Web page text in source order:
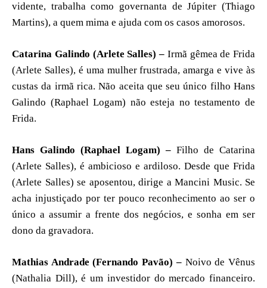
vidente, trabalha como governanta de Júpiter (Thiago
Martins), a quem mima e ajuda com os casos amorosos.
Catarina Galindo (Arlete Salles) – Irmã gêmea de Frida
(Arlete Salles), é uma mulher frustrada, amarga e vive às
custas da irmã rica. Não aceita que seu único filho Hans
Galindo (Raphael Logam) não esteja no testamento de
Frida.
Hans Galindo (Raphael Logam) – Filho de Catarina
(Arlete Salles), é ambicioso e ardiloso. Desde que Frida
(Arlete Salles) se aposentou, dirige a Mancini Music. Se
acha injustiçado por ter pouco reconhecimento ao ser o
único a assumir a frente dos negócios, e sonha em ser
dono da gravadora.
Mathias Andrade (Fernando Pavão) –Noivo de Vênus
(Nathalia Dill), é um investidor do mercado financeiro.